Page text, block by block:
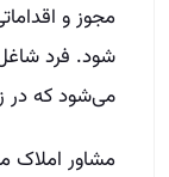
مجوز و
شود. فرد
می‌شود که در
مشاور املاک